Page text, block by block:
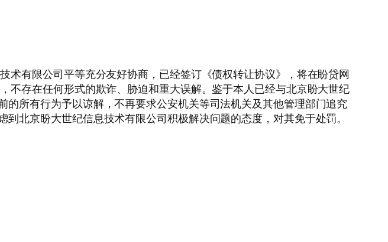
有限公司平等充分友好协商，已经签订《债权转让协议》，将在盼贷网
不存在任何形式的欺诈、胁迫和重大误解。鉴于本人已经与北京盼大世纪
所有行为予以谅解，不再要求公安机关等司法机关及其他管理部门追究
北京盼大世纪信息技术有限公司积极解决问题的态度，对其免于处罚。